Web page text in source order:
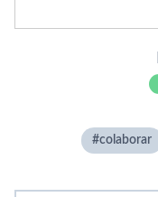
colaborar